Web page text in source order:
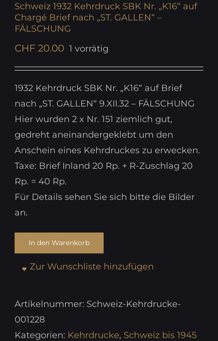
Schweiz 1932 Kehrdruck SBK Nr. „K16“ auf
Chargé Brief nach „ST. GALLEN“ –
FÄLSCHUNG
CHF 20.00 1 vorrätig
1932 Kehrdruck SBK Nr. „K16“ auf Brief
nach „ST. GALLEN“ 9.XII.32 – FÄLSCHUNG
Hier wurden 2 x Nr. 151 ziemlich gut,
gedreht aneinandergeklebt um den
Anschein eines Kehrdruckes zu erwecken.
Taxe: Brief Inland 20 Rp. + R-Zuschlag 20
Rp. = 40 Rp.
Für Details sehen Sie sich bitte die Bilder
an.
In den Warenkorb
Zur Wunschliste hinzufügen
Artikelnummer: Schweiz-Kehrdrucke-
001228
Kategorien: Kehrdrucke, Schweiz bis 1945